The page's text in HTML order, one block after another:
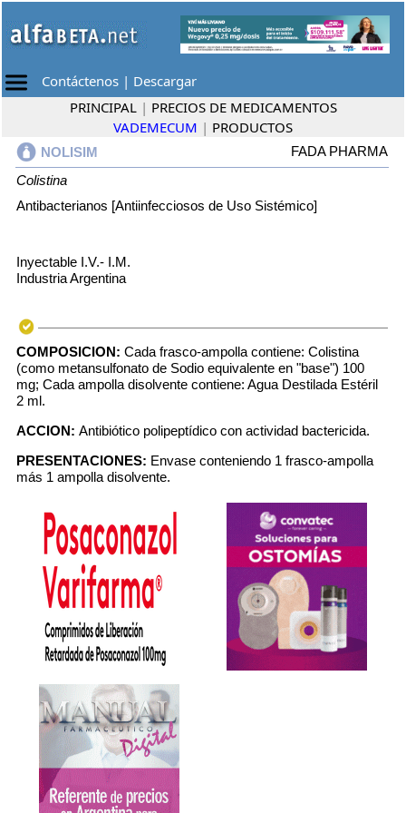
Contáctenos | Descargar
PRINCIPAL | PRECIOS DE MEDICAMENTOS
VADEMECUM | PRODUCTOS
NOLISIM
FADA PHARMA
Colistina
Antibacterianos [Antiinfecciosos de Uso Sistémico]
Inyectable I.V.- I.M.
Industria Argentina
COMPOSICION: Cada frasco-ampolla contiene: Colistina
(como metansulfonato de Sodio equivalente en "base") 100
mg; Cada ampolla disolvente contiene: Agua Destilada Estéril
2 ml.
ACCION: Antibiótico polipeptídico con actividad bactericida.
PRESENTACIONES: Envase conteniendo 1 frasco-ampolla
más 1 ampolla disolvente.